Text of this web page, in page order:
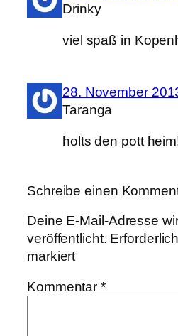
Drinky
viel spaß in
28. November
Taranga
holts den pott
Schreibe einen
Deine E-Mail-Adresse
veröffentlicht.
markiert
Kommentar*